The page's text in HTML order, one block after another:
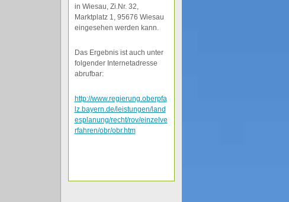
in Wiesau, Zi.Nr. 32,
Marktplatz 1, 95676 Wiesau
eingesehen werden kann.
Das Ergebnis ist auch unter
folgender Internetadresse
abrufbar:
http://www.regierung.oberpfa
lz.bayern.de/leistungen/land
esplanung/recht/rov/einzelve
rfahren/obr/obr.htm